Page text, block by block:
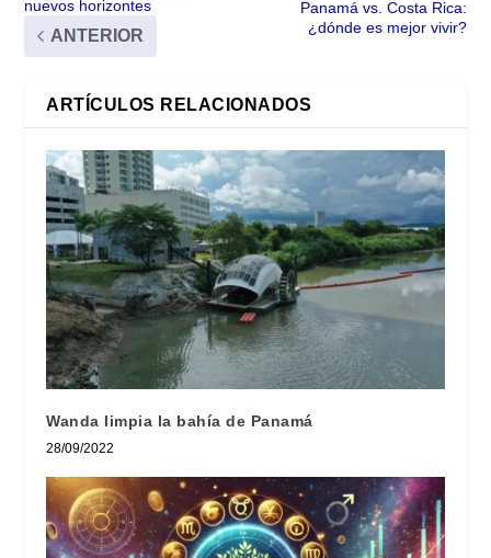
nuevos horizontes
ANTERIOR
Panamá vs. Costa Rica:
¿dónde es mejor vivir?
ARTÍCULOS RELACIONADOS
Wanda limpia la bahía de Panamá
28/09/2022